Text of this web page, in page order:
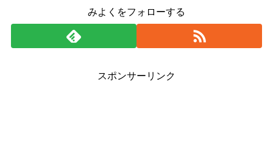
みよくをフォローする
スポンサーリンク